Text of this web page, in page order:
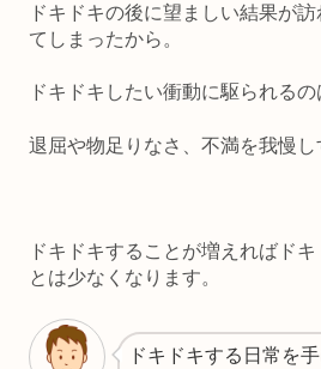
ドキドキの後に望ましい結果が
てしまったから。
ドキドキしたい衝動に駆られるの
退屈や物足りなさ、不満を我慢し
ドキドキすることが増えればド
とは少なくなります。
ドキドキする日常を